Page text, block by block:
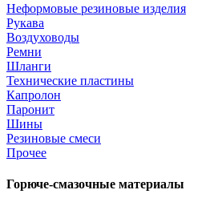
Неформовые резиновые изделия
Рукава
Воздуховоды
Ремни
Шланги
Технические пластины
Капролон
Паронит
Шины
Резиновые смеси
Прочее
Горюче-смазочные материалы